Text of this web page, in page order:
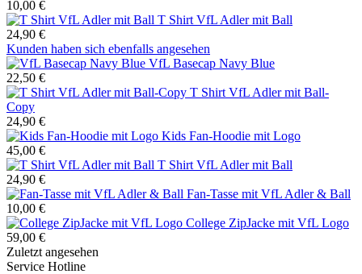
10,00 €
T Shirt VfL Adler mit Ball
24,90 €
Kunden haben sich ebenfalls angesehen
VfL Basecap Navy Blue
22,50 €
T Shirt VfL Adler mit Ball-
Copy
24,90 €
Kids Fan-Hoodie mit Logo
45,00 €
T Shirt VfL Adler mit Ball
24,90 €
Fan-Tasse mit VfL Adler & Ball
10,00 €
College ZipJacke mit VfL Logo
59,00 €
Zuletzt angesehen
Service Hotline